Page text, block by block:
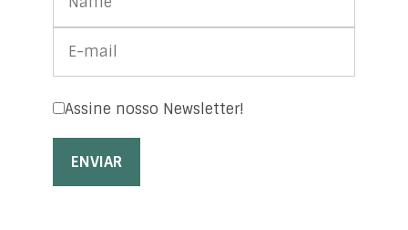
Assine nosso Newsletter!